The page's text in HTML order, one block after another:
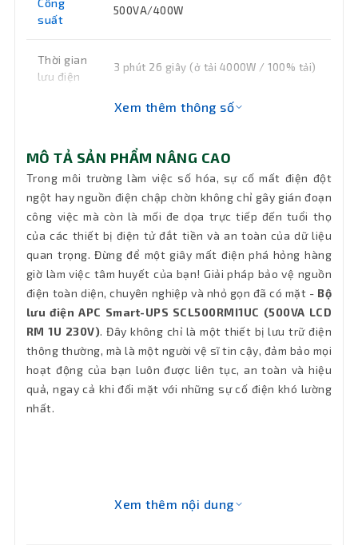
Công
suất
500VA/400W
Thời gian
lưu điện
3 phút 26 giây (ở tải 4000W / 100% tải)
Đang cap nhat
Kích
4.4 x 43.2 x 23.2cm (H x W x D)
Khối
lượng
Khoảng 4.06kg
Bảo hành 36 tháng
Xem thêm thông số
MÔ TẢ SẢN PHẨM NÂNG CAO
Trong môi trường làm việc số hóa, sự cố mất điện đột
ngột hay nguồn điện chập chờn không chỉ gây gián đoạn
công việc mà còn là mối đe dọa trực tiếp đến tuổi thọ
của các thiết bị điện tử đắt tiền và an toàn của dữ liệu
quan trọng. Đừng để một giây mất điện phá hỏng hàng
giờ làm việc tâm huyết của bạn! Giải pháp bảo vệ nguồn
điện toàn diện, chuyên nghiệp và nhỏ gọn đã có mặt - Bộ
lưu điện APC Smart-UPS SCL500RMI1UC (500VA LCD
RM 1U 230V). Đây không chỉ là một thiết bị lưu trữ điện
thông thường, mà là một người vệ sĩ tin cậy, đảm bảo mọi
hoạt động của bạn luôn được liên tục, an toàn và hiệu
quả, ngay cả khi đối mặt với những sự cố điện khó lường
nhất.
Xem thêm nội dung